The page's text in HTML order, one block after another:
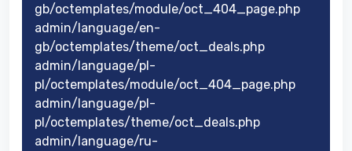
gb/octemplates/module/oct_404_page.php
admin/language/en-
gb/octemplates/theme/oct_deals.php
admin/language/pl-
pl/octemplates/module/oct_404_page.php
admin/language/pl-
pl/octemplates/theme/oct_deals.php
admin/language/ru-